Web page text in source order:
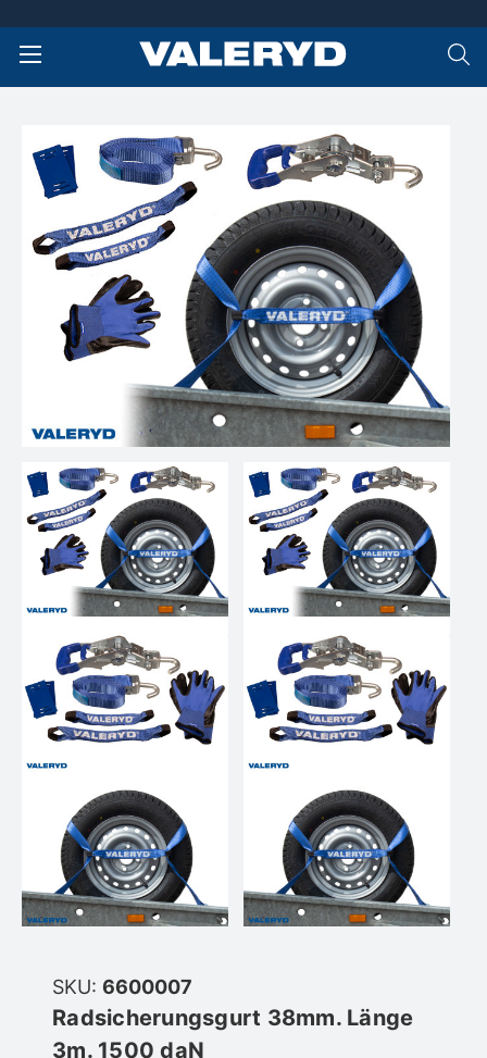
SKU: 6600007
Radsicherungsgurt 38mm. Länge
3m. 1500 daN